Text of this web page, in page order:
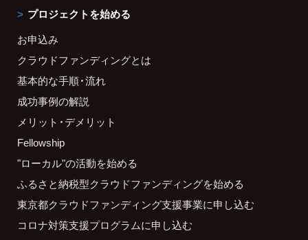
プロジェクトを始める
お申込み
クラウドファンディングとは
基本的な手順・流れ
成功事例の解説
メリット・デメリット
Fellowship
"ローカル"の活動を始める
ふるさと納税型クラウドファンディングを始める
東京都クラウドファンディング支援事業に申し込む
コロナ対策支援プログラムに申し込む